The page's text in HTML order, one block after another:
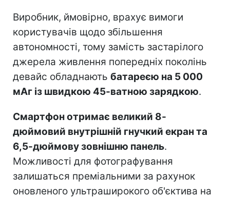
Виробник, ймовірно, врахує вимоги
користувачів щодо збільшення
автономності, тому замість застарілого
джерела живлення попередніх поколінь
девайс обладнають батареєю на 5 000
мАг із швидкою 45-ватною зарядкою.
Смартфон отримає великий 8-
дюймовий внутрішній гнучкий екран та
6,5-дюймову зовнішню панель.
Можливості для фотографування
залишаться преміальними за рахунок
оновленого ультраширокого об'єктива на